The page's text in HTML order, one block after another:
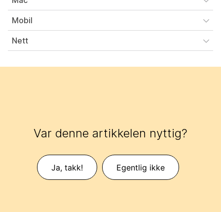
Mobil
Nett
Var denne artikkelen nyttig?
Ja, takk! Egentlig ikke